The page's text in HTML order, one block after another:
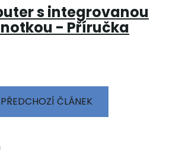
s integrovanou
- Příručka
PŘEDCHOZÍ ČLÁNEK